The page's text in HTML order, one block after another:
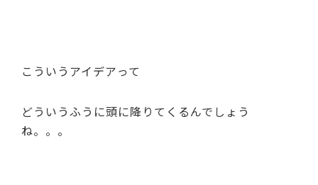
こういうアイデアって
どういうふうに頭に降りてくるんでしょう
ね。。。